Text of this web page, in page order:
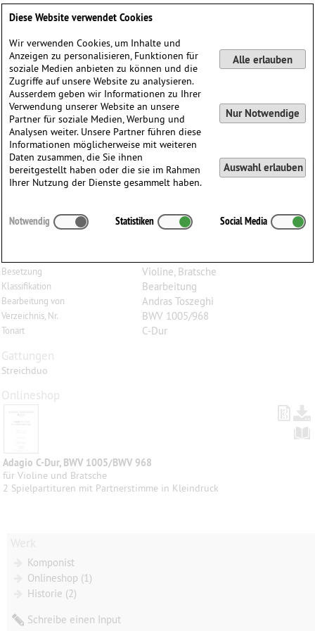
Adagio C-Dur, BWV 1005 / BWV 968, für Violine und
Besetzung Violine, Bratsche
Klassifikation Bearbeitung
Bearbeitung von Andras Toszeghi
Verzeichnis, Nr. BWV 1005/968
Tonart C-Dur
Gattungen
Streichduo
Onlineshop
Adagio C-Dur, BWV 1005/BWV 968
für Violine und Bratsche
2 Spielpartituren mit Partnerstimme in Kleindruck
Komponist
Onlineshop (1)
Historie (2)
Schreibe einen Input
Diese Website verwendet Cookies
Wir verwenden Cookies, um Inhalte und
Anzeigen zu personalisieren, Funktionen für
soziale Medien anbieten zu können und die
Zugriffe auf unsere Website zu analysieren.
Ausserdem geben wir Informationen zu Ihrer
Verwendung unserer Website an unsere
Partner für soziale Medien, Werbung und
Analysen weiter. Unsere Partner führen diese
Informationen möglicherweise mit weiteren
Daten zusammen, die Sie ihnen
bereitgestellt haben oder die sie im Rahmen
Ihrer Nutzung der Dienste gesammelt haben.
Alle erlauben
Nur Notwendige
Auswahl erlauben
Notwendig Statistiken Social Media